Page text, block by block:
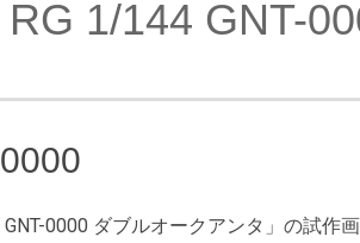
RG 1/144 GNT-
0000 ダブルオークアンタ」の試作